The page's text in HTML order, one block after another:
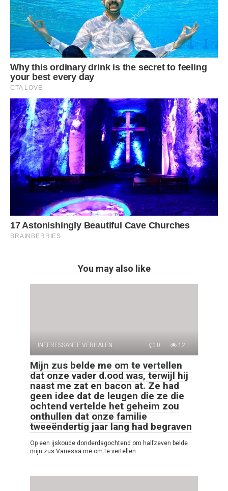
You may also like
INTERESSANTE VERHALEN 0 12
Mijn zus belde me om te vertellen
dat onze vader d.ood was, terwijl hij
naast me zat en bacon at. Ze had
geen idee dat de leugen die ze die
ochtend vertelde het geheim zou
onthullen dat onze familie
tweeëndertig jaar lang had begraven
Op een ijskoude donderdagochtend om halfzeven belde
mijn zus Vanessa me om te vertellen